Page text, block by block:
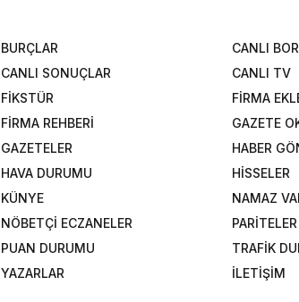
BURÇLAR
CANLI
CANLI SONUÇLAR
CANLI TV
FİKSTÜR
FİRMA
FİRMA REHBERİ
GAZETE
GAZETELER
HABER
HAVA DURUMU
HİSSELER
KÜNYE
NAMAZ
NÖBETÇİ ECZANELER
PARİTELER
PUAN DURUMU
TRAFİK
YAZARLAR
İLETİŞİM